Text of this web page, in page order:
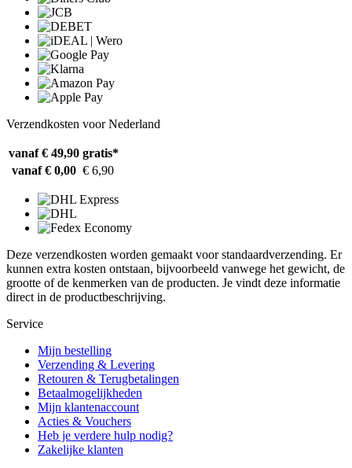
Verzendkosten voor Nederland
vanaf € 49,90 gratis*
vanaf € 0,00 € 6,90
Deze verzendkosten worden gemaakt voor standaardverzending. Er
kunnen extra kosten ontstaan, bijvoorbeeld vanwege het gewicht, de
grootte of de kenmerken van de producten. Je vindt deze informatie
direct in de productbeschrijving.
Service
Mijn bestelling
Verzending & Levering
Retouren & Terugbetalingen
Betaalmogelijkheden
Mijn klantenaccount
Acties & Vouchers
Heb je verdere hulp nodig?
Zakelijke klanten